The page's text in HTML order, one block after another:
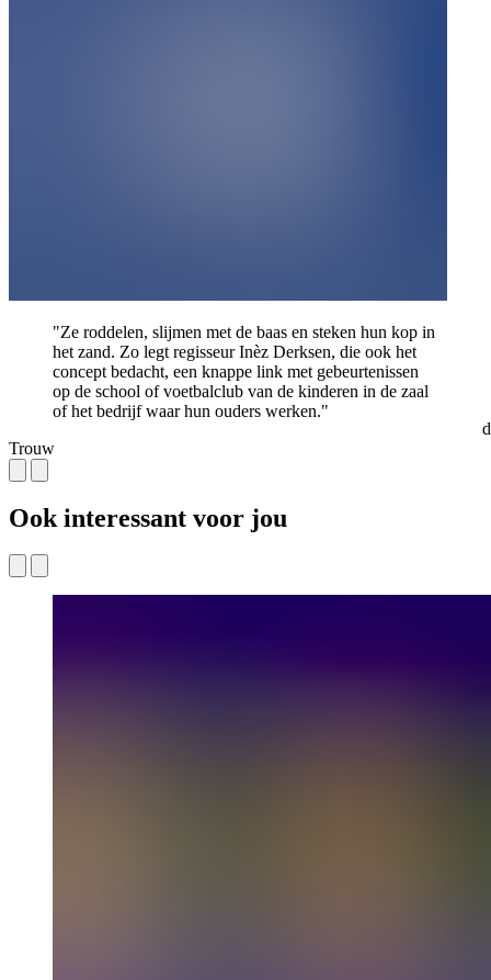
"Ze roddelen, slijmen met de baas en steken hun kop in
het zand. Zo legt regisseur Inèz Derksen, die ook het
concept bedacht, een knappe link met gebeurtenissen
op de school of voetbalclub van de kinderen in de zaal
of het bedrijf waar hun ouders werken."
Trouw
Ook interessant voor jou